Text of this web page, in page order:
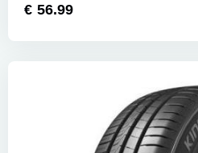
€ 56.99